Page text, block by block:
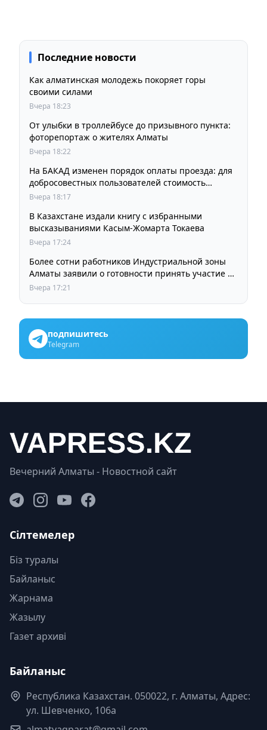
Последние новости
Как алматинская молодежь покоряет горы
своими силами
Вчера 18:23
От улыбки в троллейбусе до призывного пункта:
фоторепортаж о жителях Алматы
Вчера 18:22
На БАКАД изменен порядок оплаты проезда: для
добросовестных пользователей стоимость
остается прежней
Вчера 18:17
В Казахстане издали книгу с избранными
высказываниями Касым-Жомарта Токаева
Вчера 17:24
Более сотни работников Индустриальной зоны
Алматы заявили о готовности принять участие в
выборах членов Курылтая
Вчера 17:21
подпишитесь
Telegram
Вечерний Алматы - Новостной сайт
Сілтемелер
Біз туралы
Байланыс
Жарнама
Жазылу
Газет архиві
Байланыс
Республика Казахстан. 050022, г. Алматы, Адрес:
ул. Шевченко, 106а